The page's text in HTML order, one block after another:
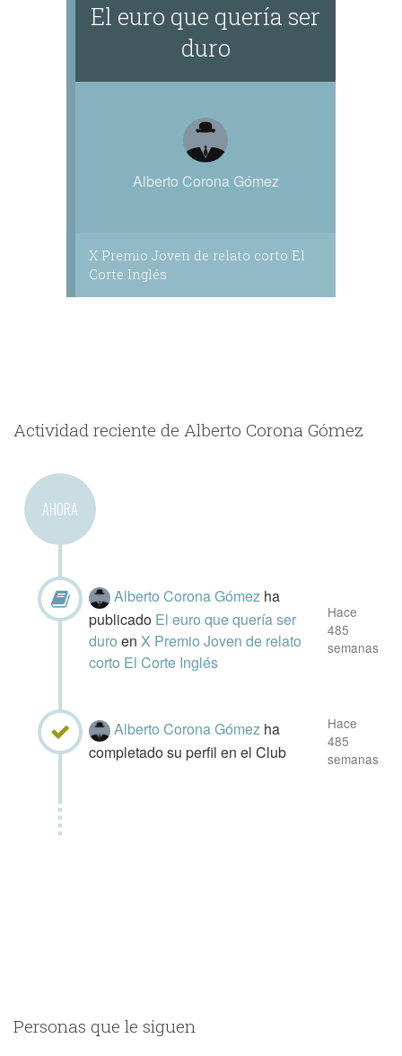
El euro que quería ser
duro
Alberto Corona Gómez
X Premio Joven de relato corto El
Corte Inglés
Actividad reciente de Alberto Corona Gómez
AHORA
Alberto Corona Gómez ha
publicado El euro que quería ser
duroenX Premio Joven de relato
corto El Corte Inglés
Hace
485
semanas
Alberto Corona Gómez ha
completado su perfil en el Club
Hace
485
semanas
Personas que le siguen